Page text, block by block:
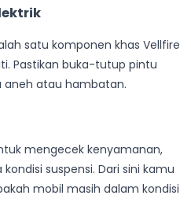
satu komponen khas Vellfire
Pastikan buka-tutup pintu
aneh atau hambatan.
mengecek kenyamanan,
suspensi. Dari sini kamu
mobil masih dalam kondisi